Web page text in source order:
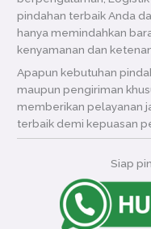
pindahan terbaik Anda
hanya memindahkan
kenyamanan dan
Apapun kebutuhan
maupun pengiriman
memberikan pelayanan
terbaik demi kepuasan
Siap